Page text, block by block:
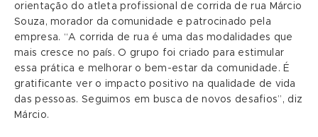
orientação do atleta profissional de corrida de rua Márcio
Souza, morador da comunidade e patrocinado pela
empresa. “A corrida de rua é uma das modalidades que
mais cresce no país. O grupo foi criado para estimular
essa prática e melhorar o bem-estar da comunidade. É
gratificante ver o impacto positivo na qualidade de vida
das pessoas. Seguimos em busca de novos desafios”, diz
Márcio.